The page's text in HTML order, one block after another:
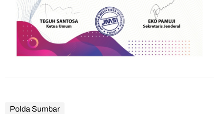
Polda Sumbar